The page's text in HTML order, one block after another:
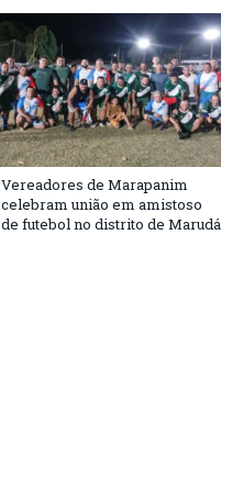
Vereadores de Marapanim
celebram união em amistoso
de futebol no distrito de Marudá